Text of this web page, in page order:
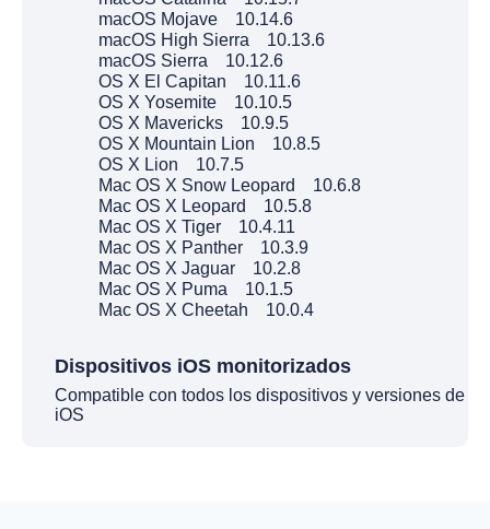
macOS Mojave 10.14.6
macOS High Sierra 10.13.6
macOS Sierra 10.12.6
OS X El Capitan 10.11.6
OS X Yosemite 10.10.5
OS X Mavericks 10.9.5
OS X Mountain Lion 10.8.5
OS X Lion 10.7.5
Mac OS X Snow Leopard 10.6.8
Mac OS X Leopard 10.5.8
Mac OS X Tiger 10.4.11
Mac OS X Panther 10.3.9
Mac OS X Jaguar 10.2.8
Mac OS X Puma 10.1.5
Mac OS X Cheetah 10.0.4
Dispositivos iOS monitorizados
Compatible con todos los dispositivos y versiones de
iOS